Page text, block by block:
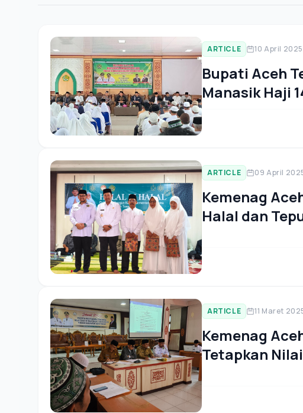
ARTICLE 10 April 2025
Bupati Aceh
Manasik Haji
ARTICLE 09 April
Kemenag
Halal dan
ARTICLE 11 Maret
Kemenag
Tetapkan